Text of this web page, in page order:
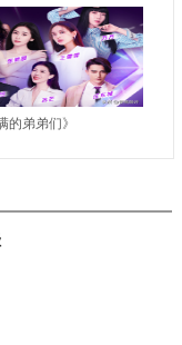
？吴邪最终
病情缓解
的弟弟们》